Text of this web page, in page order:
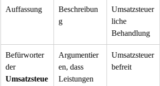
Auffassung
Beschreibun
g
Umsatzsteuer
liche
Behandlung
Befürworter
der
Umsatzsteue
Argumentier
en, dass
Leistungen
Umsatzsteuer
befreit